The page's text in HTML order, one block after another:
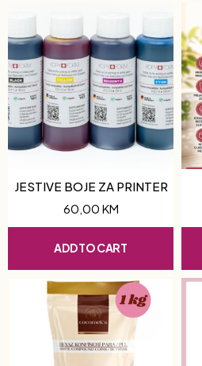
JESTIVE BOJE ZA PRINTER
60,00 KM
ADD TO CART